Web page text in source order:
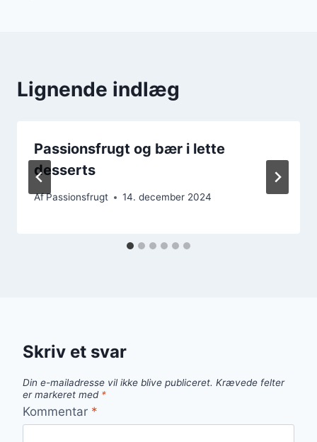
Lignende indlæg
Passionsfrugt og bær i lette
desserts
AfPassionsfrugt 14. december 2024
Skriv et svar
Din e-mailadresse vil ikke blive publiceret. Krævede felter
er markeret med *
Kommentar *